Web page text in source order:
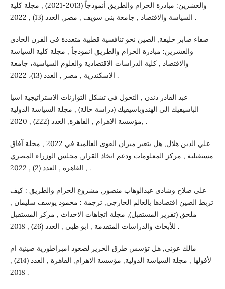
والعشرين: مبادرة الحزام والطريق أنموذجاً (2013-2021) , مجلة كلية
السياسة والاقتصاد , جامعة بني سويف , مصر, العدد (13) , 2022 .
صفاء صابر خليفة, الصين نحو تنافسية قطبية متعددة في القرن الحادي
والعشرين: مبادرة الحزام والطريق انموذجاً , مجلة كلية السياسة
والاقتصاد , کلية الدراسات الاقتصادية والعلوم السياسية، جامعة
الاسكندرية , مصر , العدد (13)، 2022 .
عبد القادر دندن , التحول في تشكل التوازنات الاستراتيجية اسيا
الباسيفيك الى الهندوباسيفيك (دراسة حالة) , مجلة السياسة الدولية
,مؤسسة الاهرام , القاهرة, العدد (222) , 2020 .
علي الدين هلال, هل يتغير ميزان القوى العالمية في 2022 , مجلة آفاق
مستقبلية , مركز المعلومات ودعم اتخاذ القرار, مجلس الوزراء المصري
, القاهرة , العدد (2) , 2022 .
علي صلاح وشادي عبدالوهاب منصور, مشروع الحزام والطريق : كيف
تربط الصين اقتصادها بالعالم الخارجي, ترجمة : محمود يوسف سليمان ,
ملحق (تقرير المستقبل), مجلة اتجاهات الاحداث , مركز المستقبل
للأبحاث والدراسات المتقدمة , ابو ظبي , العدد (26) , 2018 .
مالك عوني, هل تؤسس طرق الحرير لصعود امبراطورية صينية ام
لأفولها , مجلة السياسة الدولية, مؤسسة الاهرام, القاهرة , العدد (214) ,
2018 .